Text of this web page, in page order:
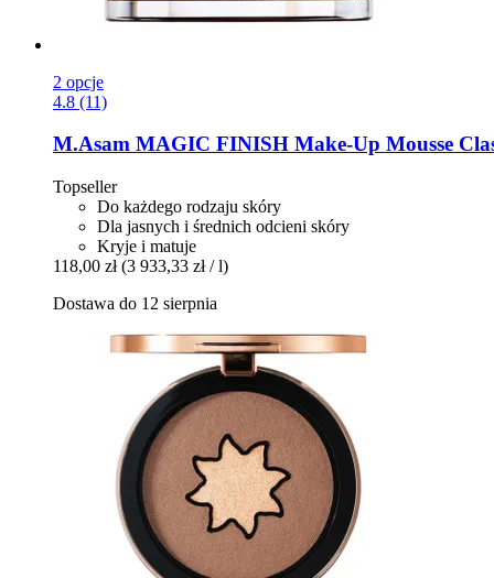
2 opcje
4.8 (11)
M.Asam MAGIC FINISH Make-​Up Mousse
Topseller
Do każdego rodzaju skóry
Dla jasnych i średnich odcieni skóry
Kryje i matuje
118,00 zł (3 933,33 zł / l)
Dostawa do 12 sierpnia